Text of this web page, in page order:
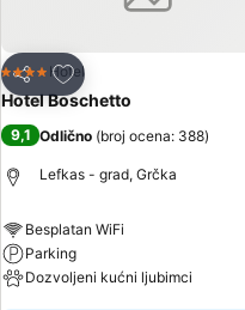
Deli
Dodati u favorite
4 Zvezdice
Hotel
Hotel Boschetto
9,1 Odlično (broj ocena: 388)
Lefkas - grad, Grčka
Besplatan WiFi
Parking
Dozvoljeni kućni ljubimci